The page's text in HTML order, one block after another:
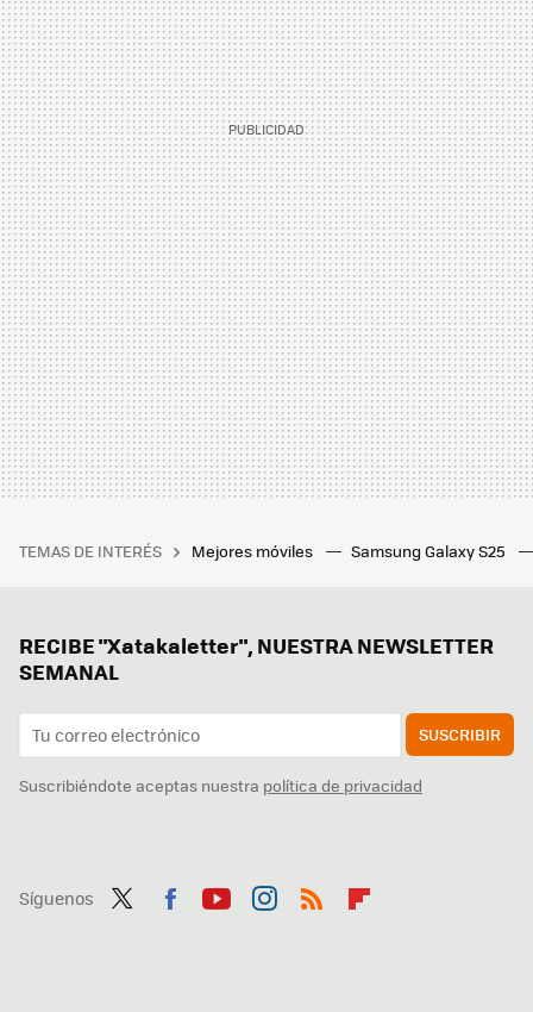
TEMAS DE INTERÉS Mejores móviles Samsung Galaxy S25
RECIBE "Xatakaletter", NUESTRA NEWSLETTER
SEMANAL
SUSCRIBIR
Suscribiéndote aceptas nuestra política de privacidad
Síguenos